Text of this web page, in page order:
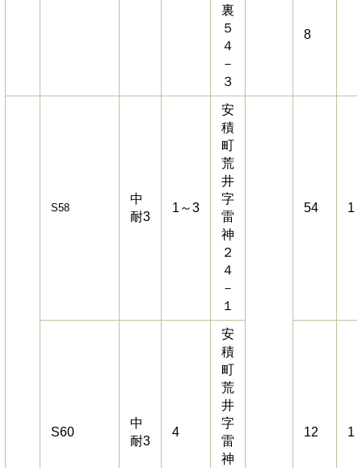
裏
５
４
－
３
8
S58
中
耐3
1～3
安
積
町
荒
井
字
雷
神
２
４
－
１
54 1
S60
中
耐3
4
安
積
町
荒
井
字
雷
神
12 1